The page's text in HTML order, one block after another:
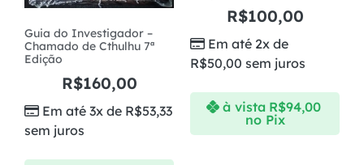
Guia do Investigador –
Chamado de Cthulhu 7ª
Edição
R$160,00
Em até 3x de R$53,33
sem juros
R$100,00
Em até 2x de
R$50,00 sem juros
à vista R$94,00
no Pix